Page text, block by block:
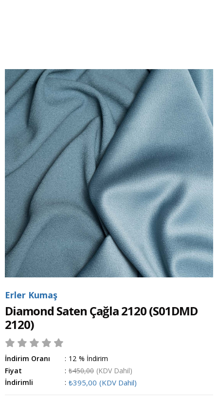
Erler Kumaş
Diamond Saten Çağla 2120(S01DMD
2120)
İndirim Oranı : %
12
İndirim
Fiyat
: ₺450,00 (KDV Dahil)
İndirimli
: ₺395,00 (KDV Dahil)